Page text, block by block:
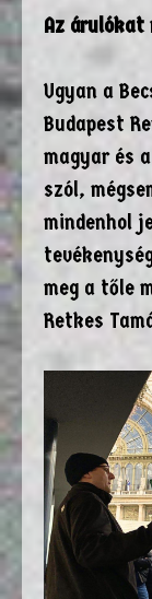
Az
Ugyan a
Budapest
magyar és
szól,
mindenhol
meg a tőle
Retkes